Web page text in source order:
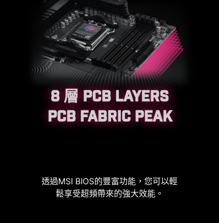
8 層 PCB LAYERS
PCB FABRIC PEAK
透過MSI BIOS的豐富功能，您可以輕
鬆享受超頻帶來的強大效能。
CPU / PWM IC